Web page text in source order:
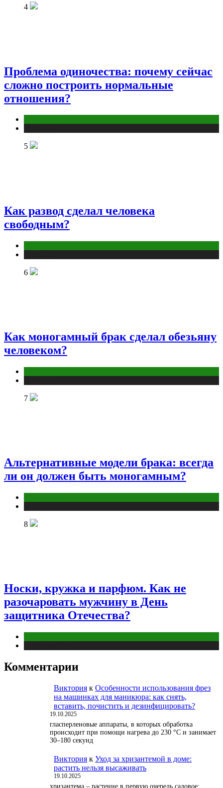
4
Проблема одиночества: почему сейчас
сложно построить нормальные
отношения?
5
Как развод сделал человека
свободным?
6
Как моногамный брак сделал обезьяну
человеком?
7
Альтернативные модели брака: всегда
ли он должен быть моногамным?
8
Носки, кружка и парфюм. Как не
разочаровать мужчину в День
защитника Отечества?
Комментарии
Виктория к Особенности использования фрез
на машинках для маникюра: как снять,
вставить, почистить и дезинфицировать?
19.10.2025
гласперленовые аппараты, в которых обработка
происходит при помощи нагрева до 230 °С и занимает
30–180 секунд
Виктория к Уход за хризантемой в доме:
растить нельзя высаживать
19.10.2025
хризантема – растение в первую очередь садовое;